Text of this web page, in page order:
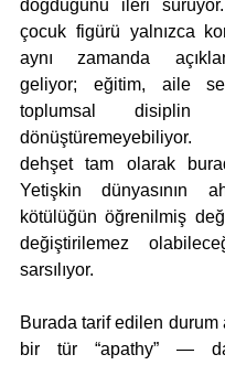
doğduğunu ileri
çocuk figürü yalnızca
aynı zamanda
geliyor; eğitim, aile
toplumsal
dehşet tam olarak
Yetişkin dünyasının
kötülüğün öğrenilmiş
değiştirilemez
sarsılıyor.
Burada tarif edilen durum
bir tür “apathy” —